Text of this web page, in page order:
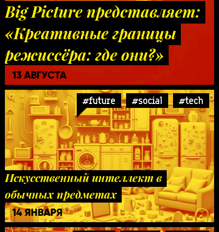
Big Picture представляет:
«Креативные границы
режиссёра: где они?»
13 АВГУСТА
#future #social #tech
Искусственный интеллект в
обычных предметах
14 ЯНВАРЯ